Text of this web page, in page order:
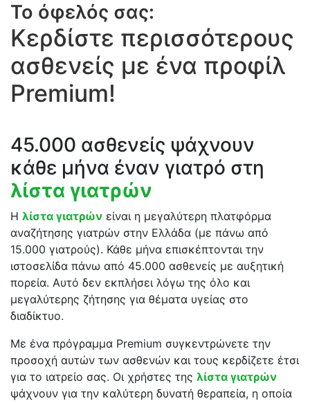
Το όφελός σας:
Κερδίστε περισσότερους
ασθενείς με ένα προφίλ
Premium!
45.000 ασθενείς ψάχνουν
κάθε μήνα έναν γιατρό στη
λίστα γιατρών
Η λίστα γιατρών είναι η μεγαλύτερη πλατφόρμα
αναζήτησης γιατρών στην Ελλάδα (με πάνω από
15.000 γιατρούς). Κάθε μήνα επισκέπτονται την
ιστοσελίδα πάνω από 45.000 ασθενείς με αυξητική
πορεία. Αυτό δεν εκπλήσει λόγω της όλο και
μεγαλύτερης ζήτησης για θέματα υγείας στο
διαδίκτυο.
Με ένα πρόγραμμα Premium συγκεντρώνετε την
προσοχή αυτών των ασθενών και τους κερδίζετε έτσι
για το ιατρείο σας. Οι χρήστες της λίστα γιατρών
ψάχνουν για την καλύτερη δυνατή θεραπεία, η οποία